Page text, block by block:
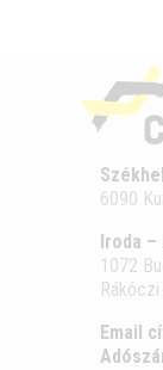
6090
Iroda –
1072
Email